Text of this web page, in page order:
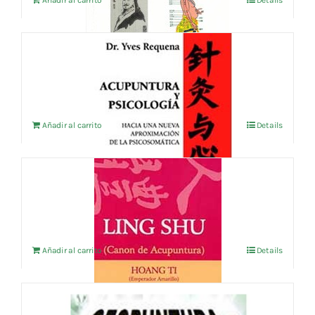
ACUPUNTURA Y PSICOLOGIA
Añadir al carrito Details
IVA no incluído
Añadir al carrito Details
Geopuntura